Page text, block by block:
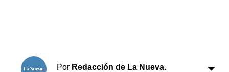
Por Redacción de La Nueva.